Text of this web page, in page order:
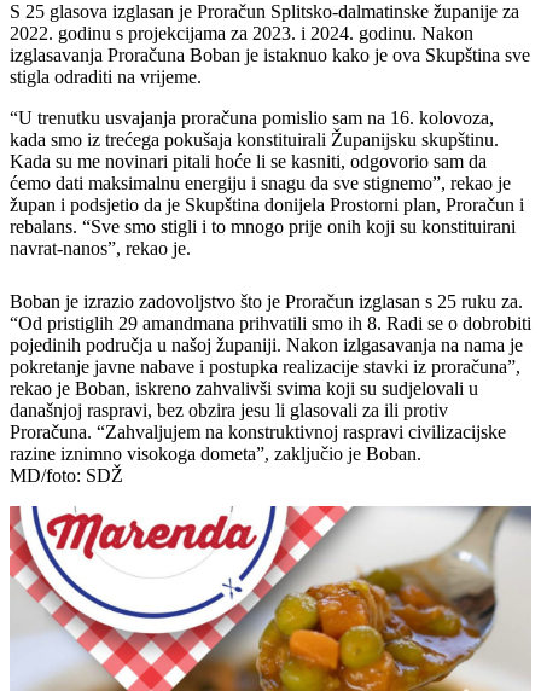
S 25 glasova izglasan je Proračun Splitsko-dalmatinske županije za
2022. godinu s projekcijama za 2023. i 2024. godinu. Nakon
izglasavanja Proračuna Boban je istaknuo kako je ova Skupština sve
stigla odraditi na vrijeme.
“U trenutku usvajanja proračuna pomislio sam na 16. kolovoza,
kada smo iz trećega pokušaja konstituirali Županijsku skupštinu.
Kada su me novinari pitali hoće li se kasniti, odgovorio sam da
ćemo dati maksimalnu energiju i snagu da sve stignemo”, rekao je
župan i podsjetio da je Skupština donijela Prostorni plan, Proračun i
rebalans. “Sve smo stigli i to mnogo prije onih koji su konstituirani
navrat-nanos”, rekao je.
Boban je izrazio zadovoljstvo što je Proračun izglasan s 25 ruku za.
“Od pristiglih 29 amandmana prihvatili smo ih 8. Radi se o dobrobiti
pojedinih područja u našoj županiji. Nakon izlgasavanja na nama je
pokretanje javne nabave i postupka realizacije stavki iz proračuna”,
rekao je Boban, iskreno zahvalivši svima koji su sudjelovali u
današnjoj raspravi, bez obzira jesu li glasovali za ili protiv
Proračuna. “Zahvaljujem na konstruktivnoj raspravi civilizacijske
razine iznimno visokoga dometa”, zaključio je Boban.
MD/foto: SDŽ